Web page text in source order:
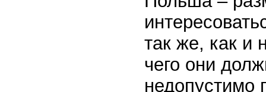
так же, как и
чего они
недопустимо